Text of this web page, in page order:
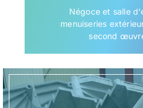
Négoce et salle
menuiseries
second